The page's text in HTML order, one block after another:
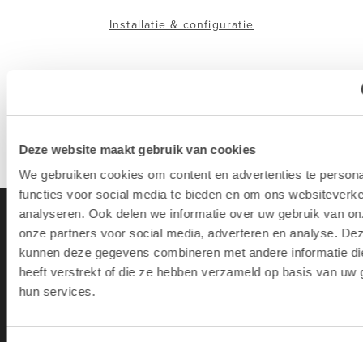
Deze website maakt gebruik van cookies
We gebruiken cookies om content en advertenties te
functies voor social media te bieden en om ons
analyseren. Ook delen we informatie over uw gebruik van
onze partners voor social media, adverteren en analyse.
kunnen deze gegevens combineren met andere informatie
heeft verstrekt of die ze hebben verzameld op basis van uw
hun services.
Installatie & configuratie
Overname van je oude toestellen
Lab9 is de grootste Apple Premium